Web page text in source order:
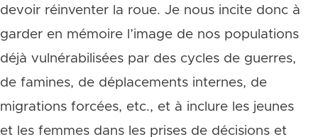
devoir réinventer la roue. Je nous incite donc à
garder en mémoire l’image de nos populations
déjà vulnérabilisées par des cycles de guerres,
de famines, de déplacements internes, de
migrations forcées, etc., et à inclure les jeunes
et les femmes dans les prises de décisions et